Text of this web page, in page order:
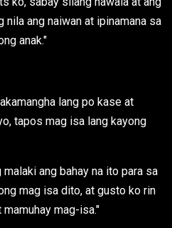
nila ang naiwan at ipinamana sa
anak."
lang po kase at
tapos mag isa lang kayong
malaki ang bahay na ito para sa
mag isa dito, at gusto ko rin
mag-isa."